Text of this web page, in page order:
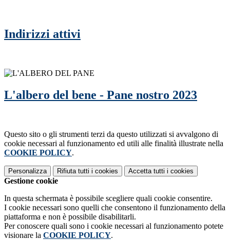
Indirizzi attivi
L'albero del bene - Pane nostro 2023
Questo sito o gli strumenti terzi da questo utilizzati si avvalgono di
cookie necessari al funzionamento ed utili alle finalità illustrate nella
COOKIE POLICY.
Personalizza Rifiuta tutti i cookies Accetta tutti i cookies
Gestione cookie
In questa schermata è possibile scegliere quali cookie consentire.
I cookie necessari sono quelli che consentono il funzionamento della
piattaforma e non è possibile disabilitarli.
Per conoscere quali sono i cookie necessari al funzionamento potete
visionare la COOKIE POLICY.